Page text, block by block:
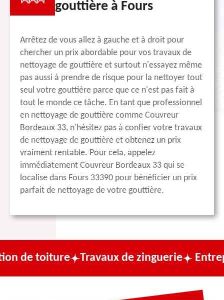
gouttière à Fours
Arrêtez de vous allez à gauche et à droit pour
chercher un prix abordable pour vos travaux de
nettoyage de gouttière et surtout n'essayez même
pas aussi à prendre de risque pour la nettoyer tout
seul votre gouttière parce que ce n'est pas fait à
tout le monde ce tâche. En tant que professionnel
en nettoyage de gouttière comme Couvreur
Bordeaux 33, n'hésitez pas à confier votre travaux
de nettoyage de gouttière et obtenez un prix
vraiment rentable. Pour cela, appelez
immédiatement Couvreur Bordeaux 33 qui se
localise dans Fours 33390 pour bénéficier un prix
parfait de nettoyage de votre gouttière.
Travaux de zinguerie Entreprise de